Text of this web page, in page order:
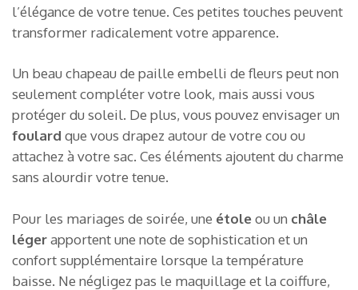
l’élégance de votre tenue. Ces petites touches peuvent
transformer radicalement votre apparence.
Un beau chapeau de paille embelli de fleurs peut non
seulement compléter votre look, mais aussi vous
protéger du soleil. De plus, vous pouvez envisager un
foulard que vous drapez autour de votre cou ou
attachez à votre sac. Ces éléments ajoutent du charme
sans alourdir votre tenue.
Pour les mariages de soirée, une étoleou un châle
légerapportent une note de sophistication et un
confort supplémentaire lorsque la température
baisse. Ne négligez pas le maquillage et la coiffure,